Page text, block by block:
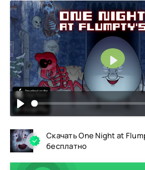
Скачать One Night at
бесплатно